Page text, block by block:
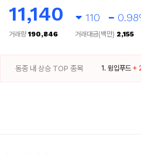
11,140 110
거래량190,846 거래대금(백만) 2,155
동종 내 상승 TOP 종목 1. 윙입푸드 +